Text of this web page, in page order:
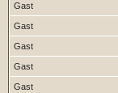
Gast
Gast
Gast
Gast
Gast